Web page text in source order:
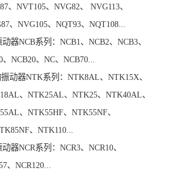
、NVT105、NVG82、 NVG113、
、NVG105、NQT93、NQT108...
NCB系列：NCB1、NCB2、NCB3、
、NCB20、NC、NCB70...
器NTK系列：NTK8AL、NTK15X、
、NTK25AL、NTK25、NTK40AL、
、NTK55HF、NTK55NF、
、NTK110...
NCR系列：NCR3、NCR10、
、NCR120...